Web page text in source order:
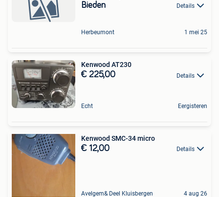
Bieden Details
Herbeumont 1 mei 25
Kenwood AT230
€ 225,00 Details
Echt Eergisteren
Kenwood SMC-34 micro
€ 12,00 Details
Avelgem& Deel Kluisbergen 4 aug 26